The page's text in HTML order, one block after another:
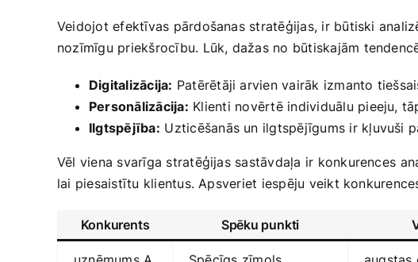
Veidojot efektīvas pārdošanas​ stratēģijas, ir būtiski‍
nozīmīgu priekšrocību. Lūk, dažas no būtiskajām
Digitalizācija: Patērētāji arvien vairāk izmanto
Personālizācija: ‌Klienti⁤ novērtē individuālu pieeju,
Ilgtspējība: ⁤Uzticēšanās ‍un ‍ilgtspējīgums‍ ir kļuvuši⁣
Vēl viena svarīga stratēģijas sastāvdaļa ir konkurences
lai piesaistītu klientus. Apsveriet iespēju veikt
Konkurents Spēku punkti